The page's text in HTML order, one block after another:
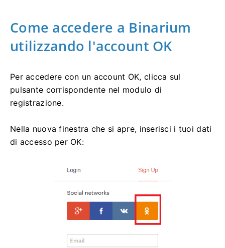
Come accedere a Binarium
utilizzando l'account OK
Per accedere con un account OK, clicca sul
pulsante corrispondente nel modulo di
registrazione.
Nella nuova finestra che si apre, inserisci i tuoi dati
di accesso per OK: